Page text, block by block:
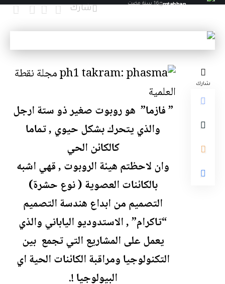
mtahhan 16 سنة مضت
شارك
شارك
” فازما” هو روبوت صغير ذو ستة ارجل
والذي يتحرك بشكل حيوي , تماما
كالكائن الحي
وان لاحظتم هيئة الروبوت , قهي اشبه
بالكائنات العصوية ( نوع حشرة)
التصميم من ابداع هندسة التصميم
“تاكرام” , الاستدوديو الياباني والذي
يعمل على المشاريع التي تجمع بين
التكنولوجيا ومراقبة الكائنات الحية اي
البيولوجيا !.